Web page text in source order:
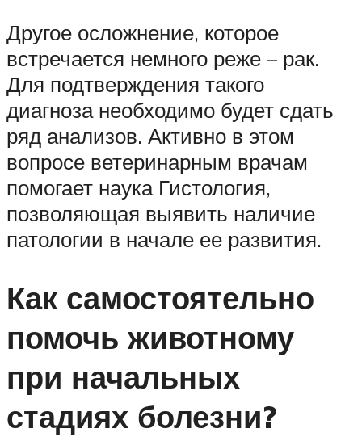
Другое осложнение, которое
встречается немного реже – рак.
Для подтверждения такого
диагноза необходимо будет сдать
ряд анализов. Активно в этом
вопросе ветеринарным врачам
помогает наука Гистология,
позволяющая выявить наличие
патологии в начале ее развития.
Как самостоятельно
помочь животному
при начальных
стадиях болезни?